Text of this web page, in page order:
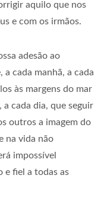
aquilo que nos
e com os irmãos.
adesão ao
a cada manhã, a cada
às margens do mar
a cada dia, que seguir
outros a imagem do
na vida não
impossível
e fiel a todas as